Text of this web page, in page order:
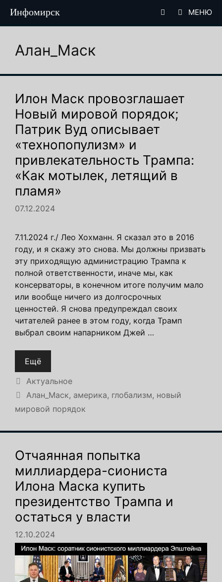
содержимому
Инфомирск МЕНЮ
Алан_Маск
Илон Маск провозглашает
Новый мировой порядок;
Патрик Вуд описывает
«технопопулизм» и
привлекательность Трампа:
«Как мотылек, летящий в
пламя»
07.12.2024
7.11.2024 г./ Лео Хохманн. Я сказал это в 2016
году, и я скажу это снова. Мы должны призвать
эту приходящую администрацию Трампа к
полной ответственности, иначе мы, как
консерваторы, в конечном итоге получим мало
или вообще ничего из долгосрочных
ценностей. Я снова предупреждал своих
читателей ранее в этом году, когда Трамп
выбрал своим напарником Джей …
Ещё
Рубрики
Актуальное
Метки
Алан_Маск, америка, глобализм, новый
мировой порядок
Отчаянная попытка
миллиардера-сиониста
Илона Маска купить
президентство Трампа и
остаться у власти
12.10.2024